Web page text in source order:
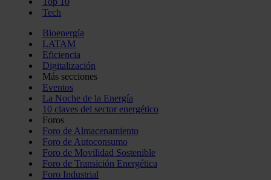
Tech
Bioenergía
LATAM
Eficiencia
Digitalización
Más secciones
Eventos
La Noche de la Energía
10 claves del sector energético
Foros
Foro de Almacenamiento
Foro de Autoconsumo
Foro de Movilidad Sostenible
Foro de Transición Energética
Foro Industrial